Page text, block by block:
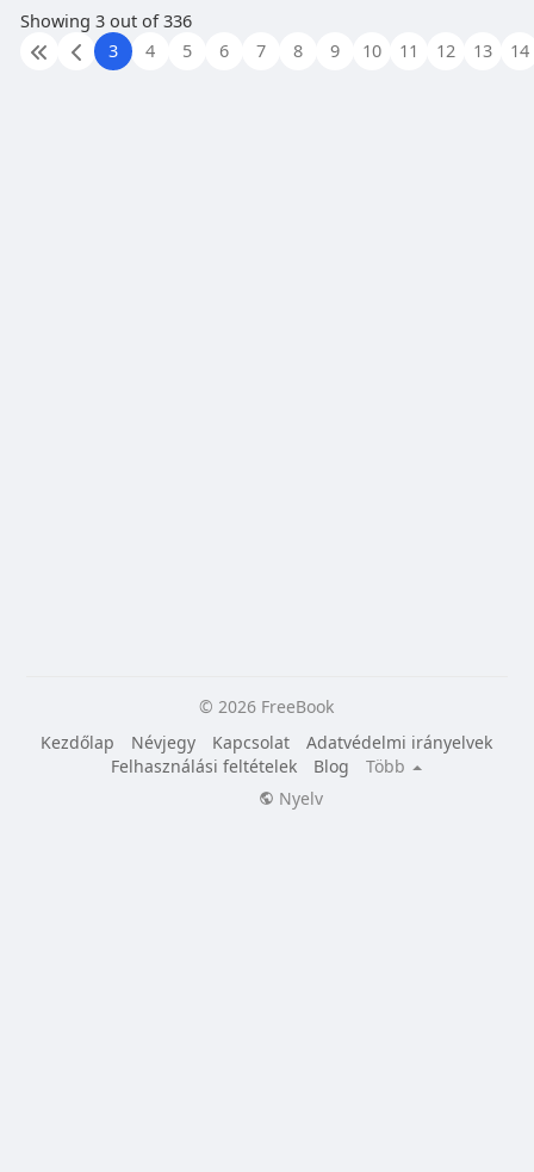
Showing 3 out of 336
3
4 5 6 7 8 9 10 11 12 13 14
© 2026 FreeBook
Kezdőlap
Névjegy Kapcsolat
Adatvédelmi irányelvek
Felhasználási feltételek
Blog
Több
Nyelv